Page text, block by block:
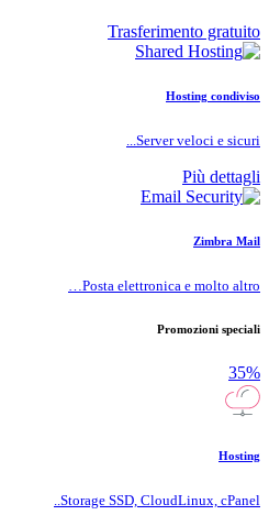
Trasferimento gratuito
Hosting condiviso
Server veloci e sicuri...
Più dettagli
Zimbra Mail
Posta elettronica e molto altro…
Promozioni speciali
35%
Hosting
Storage SSD, CloudLinux, cPanel..